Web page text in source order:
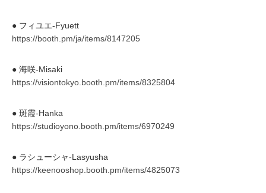
● フィユエ-Fyuett
https://booth.pm/ja/items/8147205
● 海咲-Misaki
https://visiontokyo.booth.pm/items/8325804
● 斑霞-Hanka
https://studioyono.booth.pm/items/6970249
● ラシューシャ-Lasyusha
https://keenooshop.booth.pm/items/4825073